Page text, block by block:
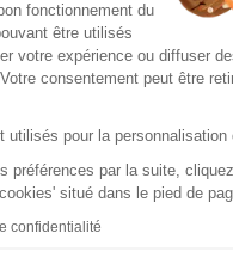
fonctionnement du
être utilisés
votre expérience ou diffuser
consentement peut être
utilisés pour la personnalisation
préférences par la suite,
situé dans le pied de
confidentialité
contenant des
peut aussi citer
les pistaches, le
source d’oméga-3,